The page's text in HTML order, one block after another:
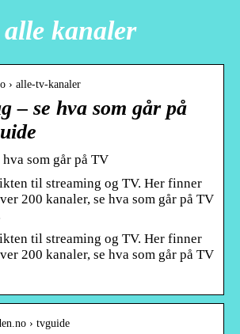
kanaler
› alle-tv-kanaler
– se hva som går på
som går på TV
til streaming og TV. Her finner
200 kanaler, se hva som går på TV
til streaming og TV. Her finner
200 kanaler, se hva som går på TV
› tvguide